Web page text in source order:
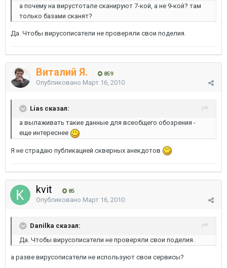
а почему на вирустотале сканируют 7-кой, а не 9-кой? там
только базами сканят?
Да. Чтобы вирусописатели не проверяли свои поделия.
Виталий Я. 859
Опубликовано Март 16, 2010
Lias сказал:
а вылаживать такие данные для всеобщего обозрения -
еще интереснее
Я не страдаю публикацией скверных анекдотов
kvit 85
Опубликовано Март 16, 2010
Danilka сказал:
Да. Чтобы вирусописатели не проверяли свои поделия.
а разве вирусописатели не используют свои сервисы?